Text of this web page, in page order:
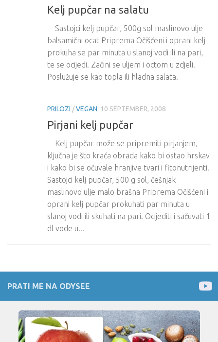
Kelj pupčar na salatu
Sastojci kelj pupčar, 500g sol maslinovo ulje
balsamični ocat Priprema Očišćeni i oprani kelj
prokuha se par minuta u slanoj vodi ili na pari,
te se ocijedi. Začini se uljem i octom u zdjeli.
Poslužuje se kao topla ili hladna salata.
PRILOZI /VEGAN 10 SEPTEMBER, 2008
Pirjani kelj pupčar
Kelj pupčar može se pripremiti pirjanjem,
ključna je što kraća obrada kako bi ostao hrskav
i kako bi se očuvale hranjive tvari i fitonutrijenti.
Sastojci kelj pupčar, 500 g sol, češnjak
maslinovo ulje malo brašna Priprema Očišćeni i
oprani kelj pupčar prokuhati par minuta u
slanoj vodi ili skuhati na pari. Ocijediti i sačuvati 1
dl vode u...
PRATI ME NA ODYSEE